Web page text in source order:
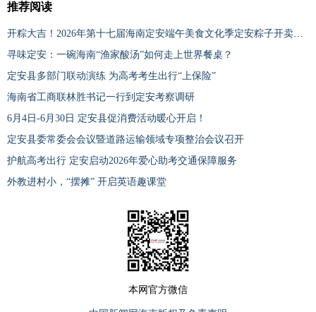
推荐阅读
开粽大吉！2026年第十七届海南定安端午美食文化季定安粽子开卖仪式启幕
寻味定安：一碗海南“渔家酸汤”如何走上世界餐桌？
定安县多部门联动演练 为高考考生出行“上保险”
海南省工商联林胜书记一行到定安考察调研
6月4日-6月30日 定安县促消费活动暖心开启！
定安县委常委会会议暨道路运输领域专项整治会议召开
护航高考出行 定安启动2026年爱心助考交通保障服务
外教进村小，“摆摊” 开启英语趣课堂
本网官方微信